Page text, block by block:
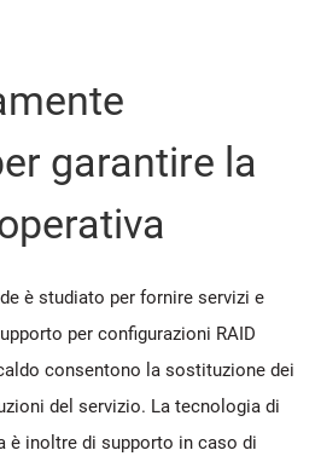
garantire la
è studiato per fornire servizi e
per configurazioni RAID
consentono la sostituzione dei
del servizio. La tecnologia di
è inoltre di supporto in caso di